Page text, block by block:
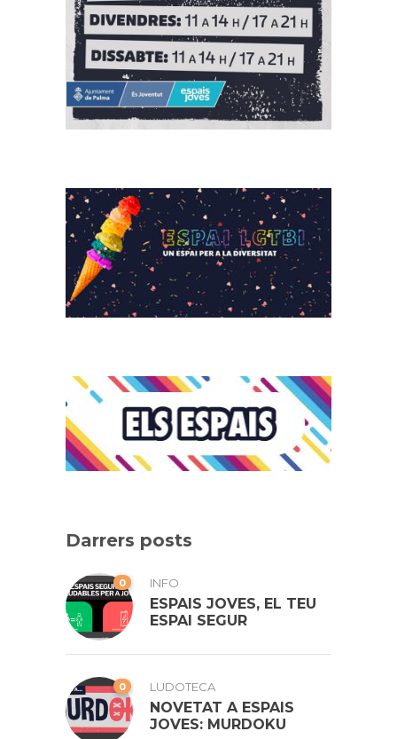
Darrers posts
0 INFO
ESPAIS JOVES, EL TEU
ESPAI SEGUR
0 LUDOTECA
NOVETAT A ESPAIS
JOVES: MURDOKU